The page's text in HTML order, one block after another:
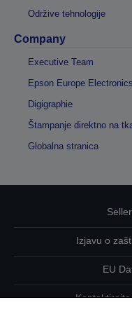
Održive tehnologije
Company
Executive Team
Epson Europe Electronics
Digigraphie
Štampanje direktno na
Globalna stranica
Izjavu o
EU